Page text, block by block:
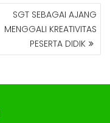
SGT SEBAGAI AJANG
MENGGALI KREATIVITAS
PESERTA DIDIK